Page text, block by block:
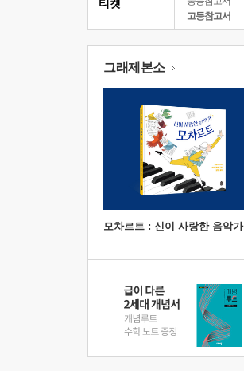
고등참고서
티켓
그래제본소
모차르트 : 신이 사랑한 음악가